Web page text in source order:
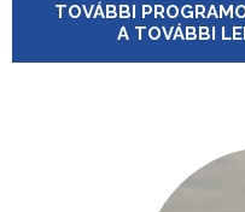
TOVÁBBI
A TOVÁBBI